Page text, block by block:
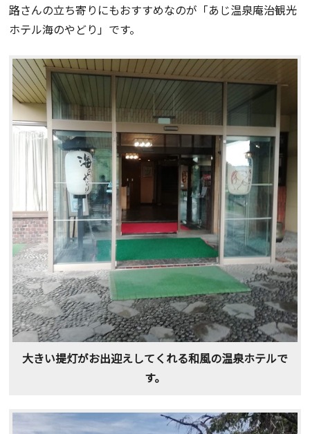
路さんの立ち寄りにもおすすめなのが「あじ温泉庵治観光
ホテル海のやどり」です。
大きい提灯がお出迎えしてくれる和風の温泉ホテルで
す。